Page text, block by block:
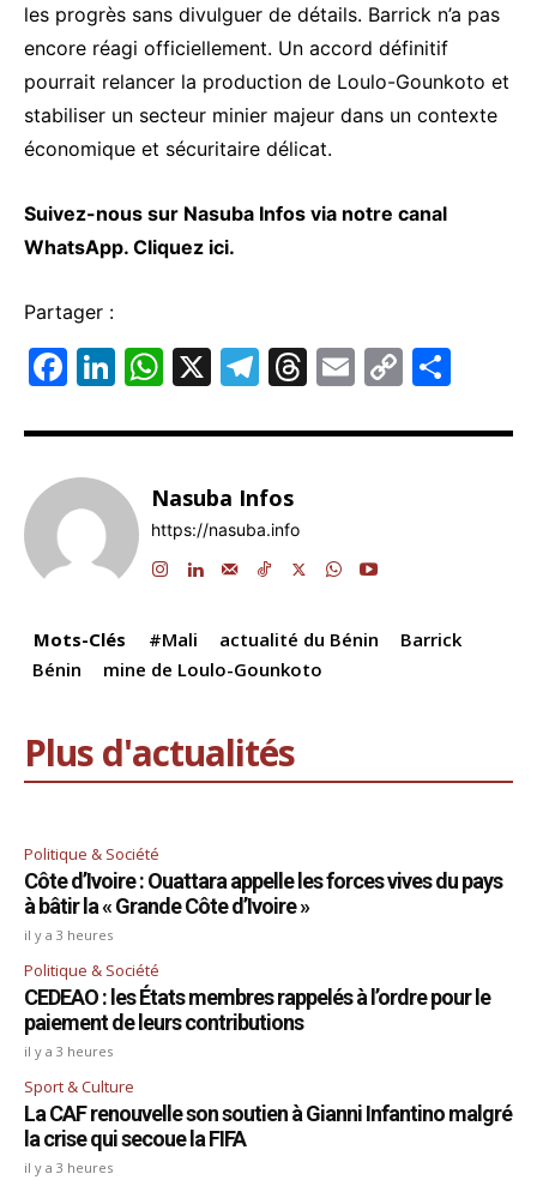
les progrès sans divulguer de détails. Barrick n’a pas
encore réagi officiellement. Un accord définitif
pourrait relancer la production de Loulo-Gounkoto et
stabiliser un secteur minier majeur dans un contexte
économique et sécuritaire délicat.
Suivez-nous sur Nasuba Infos via notre canal
WhatsApp. Cliquez ici.
Partager :
F
c
e
b
o
k
Li
k
e
dI
n
W
at
s
A
p
X
T
e
gr
a
m
T
e
s
E
ai
C
p ta
Nasuba Infos
https://nasuba.info
Mots-Clés #Mali actualité du Bénin
Barrick
Bénin
mine de Loulo-Gounkoto
Plus d'actualités
Politique & Société
Côte d’Ivoire : Ouattara appelle les forces vives du pays
à bâtir la « Grande Côte d’Ivoire »
il y a 3 heures
Politique & Société
CEDEAO : les États membres rappelés à l’ordre pour le
paiement de leurs contributions
il y a 3 heures
Sport & Culture
La CAF renouvelle son soutien à Gianni Infantino malgré
la crise qui secoue la FIFA
il y a 3 heures